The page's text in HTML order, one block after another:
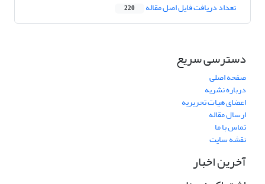
تعداد دریافت فایل اصل مقاله 220
دسترسی سریع
صفحه اصلی
درباره نشریه
اعضای هیات تحریریه
ارسال مقاله
تماس با ما
نقشه سایت
آخرین اخبار